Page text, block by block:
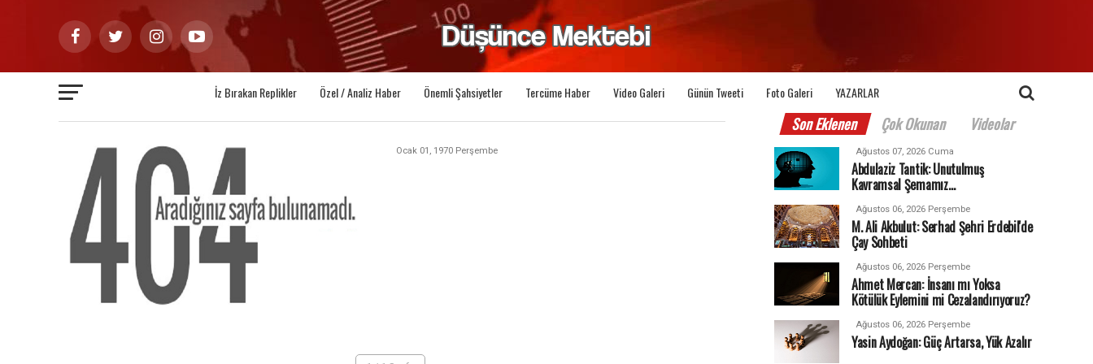
İz Bırakan Replikler Özel / Analiz Haber Önemli Şahsiyetler Tercüme Haber Video Galeri Günün Tweeti Foto Galeri YAZARLAR
Ocak 01, 1970 Perşembe
Son Eklenen Çok Okunan Videolar
Ağustos 07, 2026 Cuma
Abdulaziz Tantik: Unutulmuş
Kavramsal Şemamız…
Ağustos 06, 2026 Perşembe
M. Ali Akbulut: Serhad Şehri Erdebil'de
Çay Sohbeti
Ağustos 06, 2026 Perşembe
Ahmet Mercan: İnsanı mı Yoksa
Kötülük Eylemini mi Cezalandırıyoruz?
Ağustos 06, 2026 Perşembe
Yasin Aydoğan: Güç Artarsa, Yük Azalır